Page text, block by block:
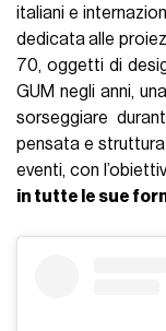
italiani e
dedicata alle
70, oggetti di
GUM negli anni,
sorseggiare
pensata e
eventi, con
in tutte le sue